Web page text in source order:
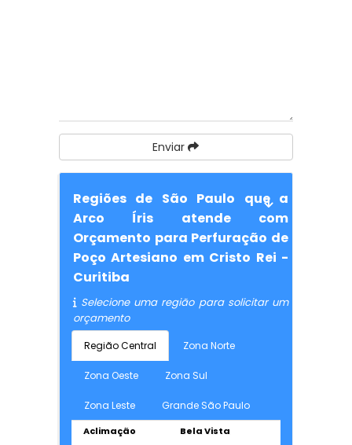
Enviar
Regiões de São Paulo que a
Arco Íris atende com
Orçamento para Perfuração de
Poço Artesiano em Cristo Rei -
Curitiba
Selecione uma região para solicitar um
orçamento
Região Central Zona Norte
Zona Oeste Zona Sul
Zona Leste Grande São Paulo
Aclimação
Bela Vista